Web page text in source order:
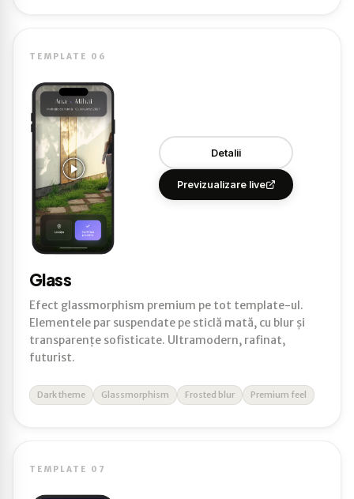
TEMPLATE 06
Glass
Efect glassmorphism premium pe tot template-ul.
Elementele par suspendate pe sticlă mată, cu blur și
transparențe sofisticate. Ultramodern, rafinat,
futurist.
Dark theme Glassmorphism Frosted blur Premium feel
Detalii
Previzualizare live
TEMPLATE 07